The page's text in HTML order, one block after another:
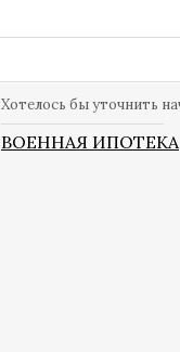
Хотелось бы уточнить
ВОЕННАЯ ИПОТЕКА